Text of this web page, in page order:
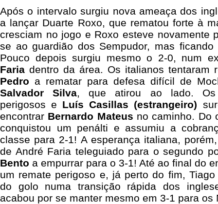
Após o intervalo surgiu nova ameaça dos
a lançar Duarte Roxo, que rematou forte à
cresciam no jogo e Roxo esteve novamente
se ao guardião dos Sempudor, mas
Pouco depois surgiu mesmo o 2-0, num
Faria dentro da área. Os italianos tentaram
Pedro a rematar para defesa difícil de
Salvador Silva, que atirou ao lado. Os
perigosos e Luís Casillas (estrangeiro)
encontrar Bernardo Mateus no caminho. Do
conquistou um penálti e assumiu a
classe para 2-1! A esperança italiana,
de André Faria teleguiado para o segundo
Bento a empurrar para o 3-1! Até ao final do
um remate perigoso e, já perto do fim,
do golo numa transição rápida dos
acabou por se manter mesmo em 3-1 para os